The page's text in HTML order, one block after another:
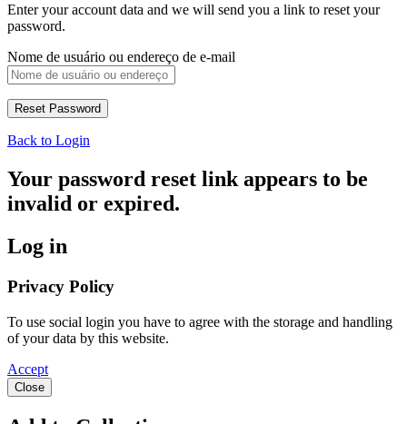
Enter your account data and we will send you a link to reset your
password.
Nome de usuário ou endereço de e-mail
Back to Login
Your password reset link appears to be
invalid or expired.
Log in
Privacy Policy
To use social login you have to agree with the storage and handling
of your data by this website.
Accept
Close